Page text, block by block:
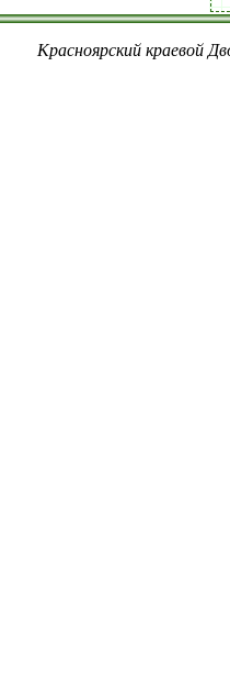
Красноярский краевой